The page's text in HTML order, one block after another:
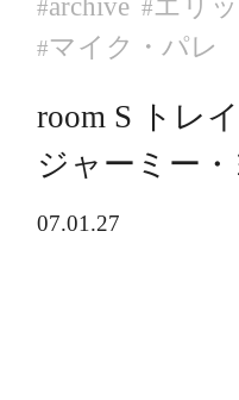
#archive #エリ
#マイク・パレ
room S トレ
ジャーミー
07.01.27